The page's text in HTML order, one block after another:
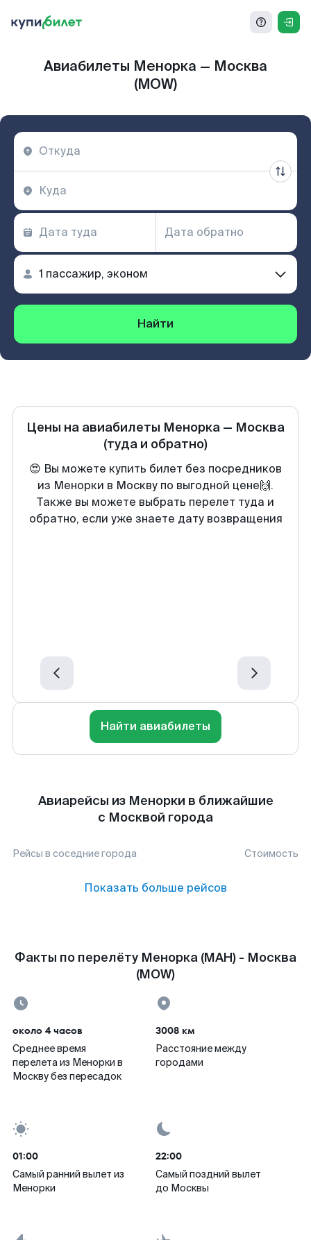
Авиабилеты Менорка — Москва
(MOW)
Найти
Цены на авиабилеты Менорка — Москва
(туда и обратно)
😍 Вы можете купить билет без посредников
из Менорки в Москву по выгодной цене🙌.
Также вы можете выбрать перелет туда и
обратно, если уже знаете дату возвращения
Найти авиабилеты
Авиарейсы из Менорки в ближайшие
с Москвой города
Рейсы в соседние города Стоимость
Показать больше рейсов
Факты по перелёту Менорка (MAH) - Москва
(MOW)
около 4 часов
Среднее время
перелета из Менорки в
Москву без пересадок
3008 км
Расстояние между
городами
01:00
Самый ранний вылет из
Менорки
22:00
Самый поздний вылет
до Москвы